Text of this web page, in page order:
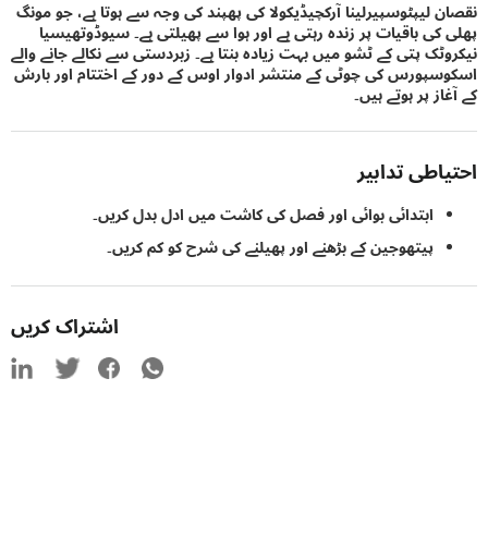
لیپٹوسپیرلینا آرکچیڈیکولا کی پھپند کی وجہ سے ہوتا ہے، جو مونگ
باقیات پر زندہ رہتی ہے اور ہوا سے پھیلتی ہے۔ سیوڈوتھیسیا
پتی کے ٹشو میں بہت زیادہ بنتا ہے۔ زبردستی سے نکالے جانے والے
کی چوٹی کے منتشر ادوار اوس کے دور کے اختتام اور بارش
پر ہوتے ہیں۔
تدابیر
ابتدائی بوائی اور فصل کی کاشت میں ادل بدل کریں۔
پیتھوجین کے بڑھنے اور پھیلنے کی شرح کو کم کریں۔
اشتراک کریں